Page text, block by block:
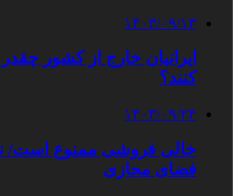
۱۴۰۳/۰۹/۱۳
ایرانیان خارج از کشور
کنند؟
۱۴۰۳/۰۹/۲۴
خالی فروشی ممنوع است/
فضای مجازی